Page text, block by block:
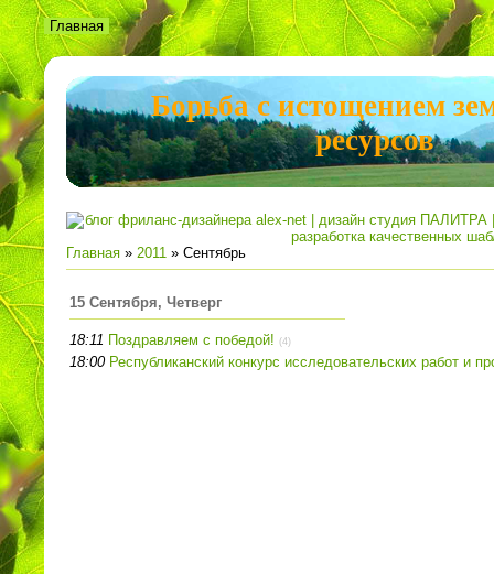
Борьба с истощением
ресурсов
Главная
Главная » 2011 » Сентябрь
15 Сентября, Четверг
18:11 Поздравляем с победой! (4)
18:00 Республиканский конкурс исследовательских работ и